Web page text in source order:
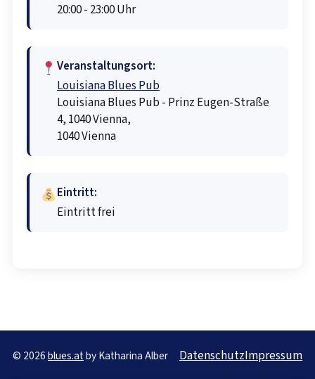
20:00 - 23:00 Uhr
Veranstaltungsort:
Louisiana Blues Pub
Louisiana Blues Pub - Prinz Eugen-Straße
4, 1040 Vienna,
1040 Vienna
Eintritt:
Eintritt frei
© 2026blues.atby Katharina Alber DatenschutzImpressum